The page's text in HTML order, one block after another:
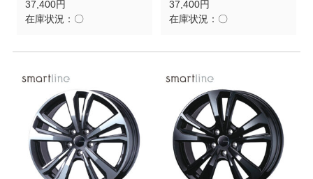
37,400円
在庫状況： 〇
37,400円
在庫状況： 〇